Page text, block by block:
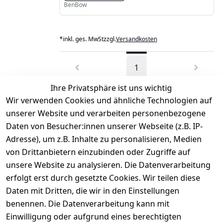
BenBow
*inkl. ges. MwStzzgl.Versandkosten
1
Ihre Privatsphäre ist uns wichtig
Wir verwenden Cookies und ähnliche Technologien auf
unserer Website und verarbeiten personenbezogene
Daten von Besucher:innen unserer Webseite (z.B. IP-
Adresse), um z.B. Inhalte zu personalisieren, Medien
von Drittanbietern einzubinden oder Zugriffe auf
unsere Website zu analysieren. Die Datenverarbeitung
erfolgt erst durch gesetzte Cookies. Wir teilen diese
Daten mit Dritten, die wir in den Einstellungen
benennen. Die Datenverarbeitung kann mit
Einwilligung oder aufgrund eines berechtigten
Rechtliches
AGB
Impressum
Datenschutze
rklärung
Barrierefreihe
itserklärung
Service
Kontakt
Registrieren
Rechnungska
Kontakt
Informatio
nen
Retourenlage
r: Eichenallee
3, 06184
Kabelsketal
Telefon: +49
1512 6260858
Über uns
★★★★☆
Top-Verkäufer
★★★★★
Bewertungen